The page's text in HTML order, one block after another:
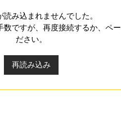
読み込まれませんでした。
ですが、再度接続するか、ペ
ださい。
再読み込み